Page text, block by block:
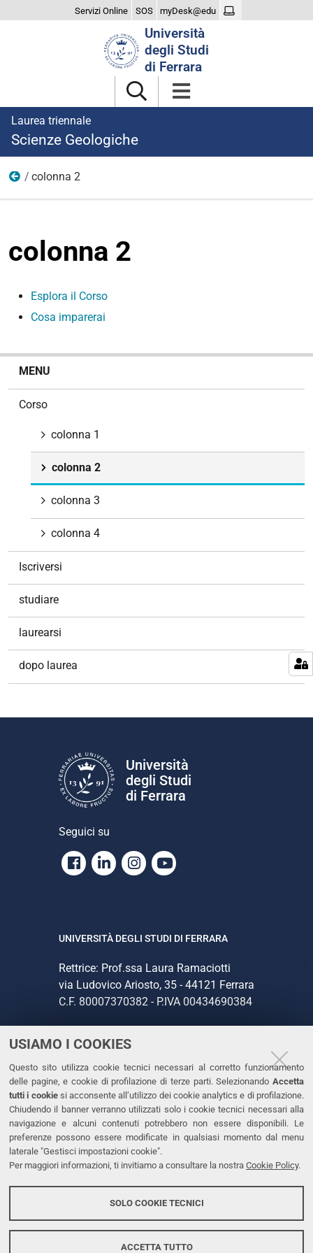
USIAMO I COOKIES
Questo sito utilizza cookie tecnici necessari al corretto funzionamento
delle pagine, e cookie di profilazione di terze parti. Selezionando Accetta
tutti i cookiesi acconsente all’utilizzo dei cookie analytics e di profilazione.
Chiudendo il banner verranno utilizzati solo i cookie tecnici necessari alla
navigazione e alcuni contenuti potrebbero non essere disponibili. Le
preferenze possono essere modificate in qualsiasi momento dal menu
laterale "Gestisci impostazioni cookie".
Per maggiori informazioni, ti invitiamo a consultare la nostra Cookie Policy.
SOLO COOKIE TECNICI
ACCETTA TUTTO
Servizi Online SOS myDesk@edu
Università
degli Studi
di Ferrara
Laurea triennale
Scienze Geologiche
Corso
colonna 2
colonna 2
Esplora il Corso
Cosa imparerai
MENU
Corso
colonna 1
colonna 2
colonna 3
colonna 4
Iscriversi
studiare
laurearsi
dopo laurea
Università
degli Studi
di Ferrara
Seguici su
Facebook
LinkedinInstagram
Youtube
UNIVERSITÀ DEGLI STUDI DI FERRARA
Rettrice: Prof.ssa Laura Ramaciotti
via Ludovico Ariosto, 35 - 44121 Ferrara
C.F. 80007370382 - P.IVA 00434690384
CONTATTI
Tel. +39 0532 293111
Fax. +39 0532 293031
PEC
LINKS
Dichiarazione di accessibilità
Protezione dati personali